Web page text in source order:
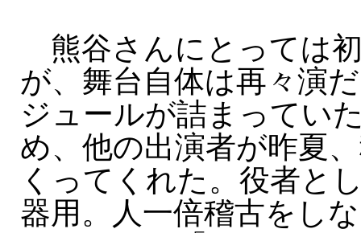
熊谷さんにとっては
が、舞台自体は再々演
ジュールが詰まってい
め、他の出演者が昨夏
くってくれた。役者と
器用。人一倍稽古をし